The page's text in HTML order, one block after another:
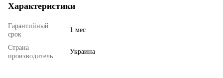
Характеристики
Гарантийный
срок
1 мес
Страна
производитель
Украина